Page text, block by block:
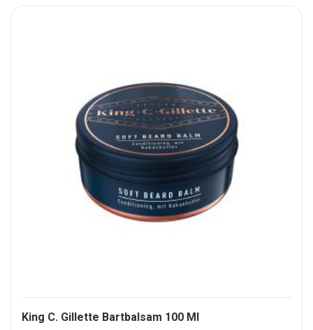
King C. Gillette Bartbalsam 100 Ml 1521712-